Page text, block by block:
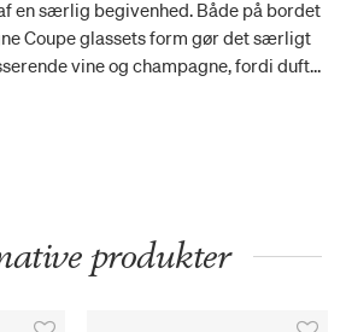
en særlig begivenhed. Både på bordet
Coupe glassets form gør det særligt
vine og champagne, fordi duft
op til overfladen og giver smag.
produkter